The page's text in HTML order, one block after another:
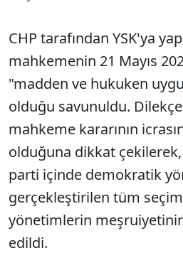
CHP tarafından YSK'ya
mahkemenin 21 Mayıs
"madden ve hukuken
olduğu savunuldu.
mahkeme kararının
olduğuna dikkat
parti içinde demokratik
gerçekleştirilen tüm
yönetimlerin
edildi.